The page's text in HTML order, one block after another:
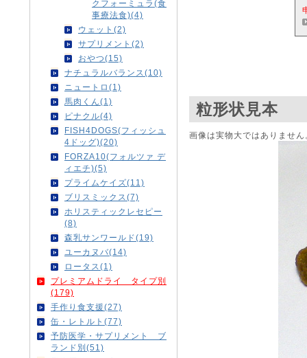
クフォーミュラ(食
事療法食)(4)
ウェット(2)
サプリメント(2)
おやつ(15)
ナチュラルバランス(10)
ニュートロ(1)
馬肉くん(1)
ピナクル(4)
FISH4DOGS(フィッシュ
4ドッグ)(20)
FORZA10(フォルツァ デ
ィエチ)(5)
プライムケイズ(11)
ブリスミックス(7)
ホリスティックレセピー
(8)
森乳サンワールド(19)
ユーカヌバ(14)
ロータス(1)
プレミアムドライ タイプ別
(179)
手作り食支援(27)
缶・レトルト(77)
予防医学・サプリメント ブ
ランド別(51)
粒形状見本
画像は実物大ではありませ